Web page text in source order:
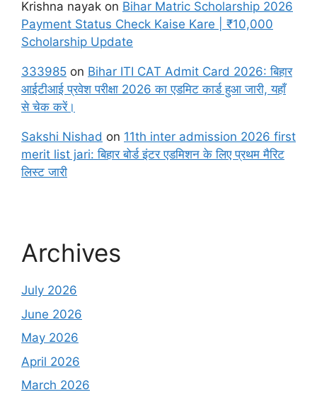
Krishna nayak on Bihar Matric Scholarship 2026
Payment Status Check Kaise Kare | ₹10,000
Scholarship Update
333985 on Bihar ITI CAT Admit Card 2026: बिहार
आईटीआई प्रवेश परीक्षा 2026 का एडमिट कार्ड हुआ जारी, यहाँ
से चेक करें।
Sakshi Nishad on 11th inter admission 2026 first
merit list jari: बिहार बोर्ड इंटर एडमिशन के लिए प्रथम मैरिट
लिस्ट जारी
Archives
July 2026
June 2026
May 2026
April 2026
March 2026